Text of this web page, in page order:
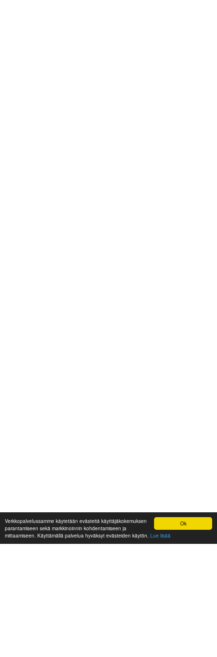
Ok
Verkkopalvelussamme käytetään evästeitä käyttäjäkokemuksen
parantamiseen sekä markkinoinnin kohdentamiseen ja
mittaamiseen. Käyttämällä palvelua hyväksyt evästeiden käytön. Lue lisää